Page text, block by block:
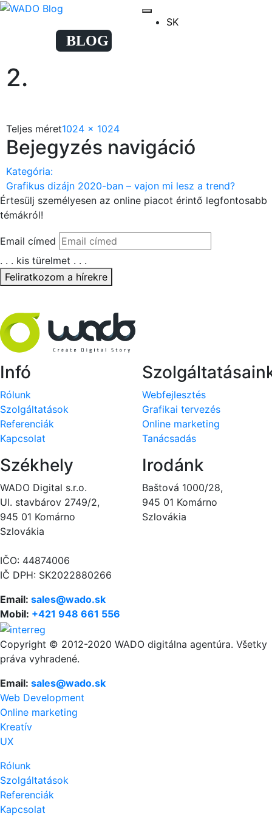
SK
2.
Teljes méret1024 × 1024
Bejegyzés navigáció
Kategória:
Grafikus dizájn 2020-ban – vajon mi lesz a trend?
Értesülj személyesen az online piacot érintő legfontosabb
témákról!
Email címed
. . . kis türelmet . . .
Feliratkozom a hírekre
Infó
Rólunk
Szolgáltatások
Referenciák
Kapcsolat
Webfejlesztés
Grafikai tervezés
Online marketing
Tanácsadás
Székhely
WADO Digital s.r.o.
Ul. stavbárov 2749/2,
945 01 Komárno
Szlovákia
IČO: 44874006
IČ DPH: SK2022880266
Irodánk
Baštová 1000/28,
945 01 Komárno
Szlovákia
Email: sales@wado.sk
Mobil: +421 948 661 556
Copyright © 2012-2020 WADO digitálna agentúra. Všetky
práva vyhradené.
Email: sales@wado.sk
Web Development
Online marketing
Kreatív
UX
Rólunk
Szolgáltatások
Referenciák
Kapcsolat